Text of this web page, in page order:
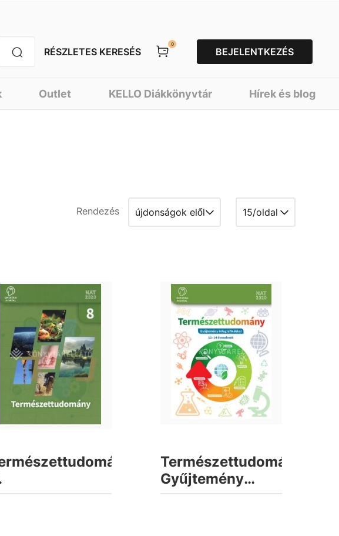
RÉSZLETES KERESÉS
0
BEJELENTKEZÉS
Outlet KELLO Diákkönyvtár Hírek és blog
Rendezés
Természettudomány.
Gyűjtemény
infografikákkal